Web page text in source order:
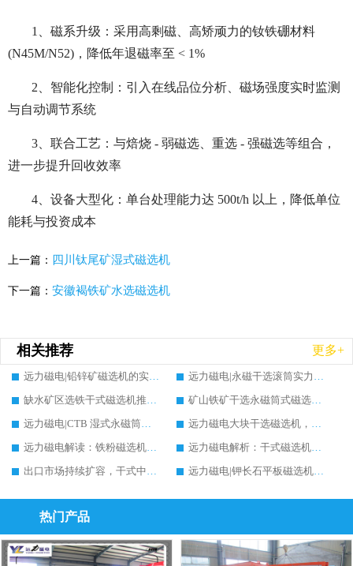
1、磁系升级：采用高剩磁、高矫顽力的钕铁硼材料
(N45M/N52)，降低年退磁率至 < 1%
2、智能化控制：引入在线品位分析、磁场强度实时监测
与自动调节系统
3、联合工艺：与焙烧 - 弱磁选、重选 - 强磁选等组合，
进一步提升回收效率
4、设备大型化：单台处理能力达 500t/h 以上，降低单位
能耗与投资成本
上一篇： 四川钛尾矿湿式磁选机
下一篇： 安徽褐铁矿水选磁选机
相关推荐 更多+
远力磁电|铅锌矿磁选机的实力生产厂家推荐，案例分析
远力磁电|永磁干选滚筒实力生产厂家推荐，多维度筛选指南与案例分析
缺水矿区选铁干式磁选机推荐实力生产厂家案例分析|远力磁电
矿山铁矿干选永磁筒式磁选机铁矿精选推荐，实力生产厂家远力磁电现场案例分享
远力磁电|CTB 湿式永磁筒式磁选机铁矿精选推荐实力生产厂家
远力磁电大块干选磁选机，实力厂家设备能否提升矿石品位?行业趋势、厂家调研全解析
远力磁电解读：铁粉磁选机能否提升品位?原理、行情与行业调研参考
远力磁电解析：干式磁选机能否提升矿石品位?原理、行情与行业发展全景
出口市场持续扩容，干式中强磁磁选机价格如何演变？远力磁电预判前景
远力磁电|钾长石平板磁选机磁块安装方法、市场行情与深度选型全解析
热门产品